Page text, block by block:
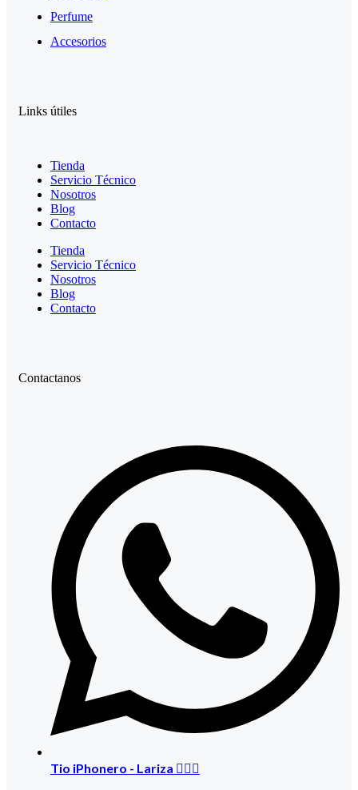
Perfume
Accesorios
Links útiles
Tienda
Servicio Técnico
Nosotros
Blog
Contacto
Tienda
Servicio Técnico
Nosotros
Blog
Contacto
Contactanos
Tio iPhonero - Lariza 🙋🏻‍♀️